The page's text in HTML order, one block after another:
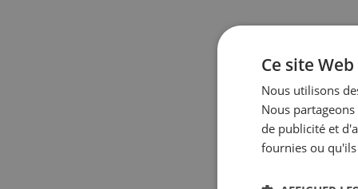
Ce site
Nous utilisons
Nous
de publicité et
fournies ou